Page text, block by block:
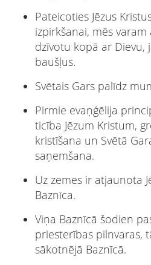
Pateicoties Jēzus
izpirkšanai, mēs varam
dzīvotu kopā ar Dievu,
baušļus.
Svētais Gars palīdz
Pirmie evaņģēlija
ticība Jēzum Kristum,
kristīšana un Svētā
saņemšana.
Uz zemes ir atjaunota
Baznīca.
Viņa Baznīcā šodien
priesterības pilnvaras,
sākotnējā Baznīcā.